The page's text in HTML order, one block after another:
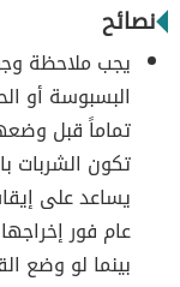
نصائح
يجب ملاحظة
البسبوسة أو
تماماً قبل
تكون الشربات
يساعد على
عام فور
بينما لو وضع